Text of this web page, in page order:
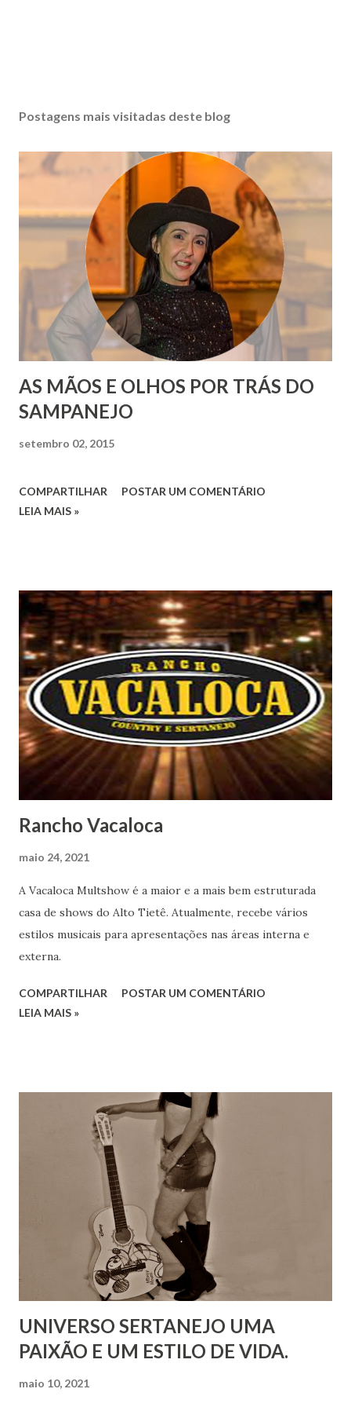
Postagens mais visitadas deste blog
AS MÃOS E OLHOS POR TRÁS DO
SAMPANEJO
setembro 02, 2015
COMPARTILHAR
POSTAR UM COMENTÁRIO
LEIA MAIS »
Rancho Vacaloca
maio 24, 2021
A Vacaloca Multshow é a maior e a mais bem estruturada
casa de shows do Alto Tietê. Atualmente, recebe vários
estilos musicais para apresentações nas áreas interna e
externa.
COMPARTILHAR
POSTAR UM COMENTÁRIO
LEIA MAIS »
UNIVERSO SERTANEJO UMA
PAIXÃO E UM ESTILO DE VIDA.
maio 10, 2021